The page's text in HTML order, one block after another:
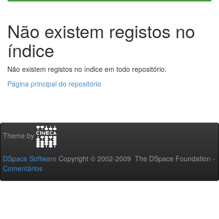
Não existem registos no
índice
Não existem registos no índice em todo repositório.
Página principal do repositório
Theme by
DSpace Software Copyright © 2002-2009 The DSpace Foundation -
Comentários